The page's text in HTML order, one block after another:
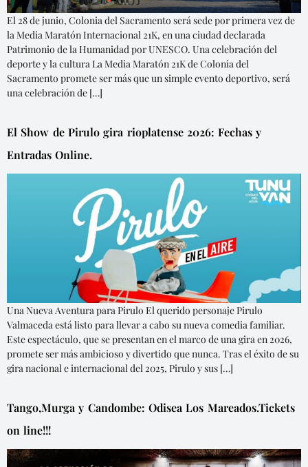
El 28 de junio, Colonia del Sacramento será sede por primera vez de
la Media Maratón Internacional 21K, en una ciudad declarada
Patrimonio de la Humanidad por UNESCO. Una celebración del
deporte y la cultura La Media Maratón 21K de Colonia del
Sacramento promete ser más que un simple evento deportivo, será
una celebración de […]
El Show de Pirulo gira rioplatense 2026: Fechas y
Entradas Online.
Una Nueva Aventura para Pirulo El querido personaje Pirulo
Valmaceda está listo para llevar a cabo su nueva comedia familiar.
Este espectáculo, que se presentan en el marco de una gira en 2026,
promete ser más ambicioso y divertido que nunca. Tras el éxito de su
gira nacional e internacional del 2025, Pirulo y sus […]
Tango,Murga y Candombe: Odisea Los Mareados.Tickets
on line!!!